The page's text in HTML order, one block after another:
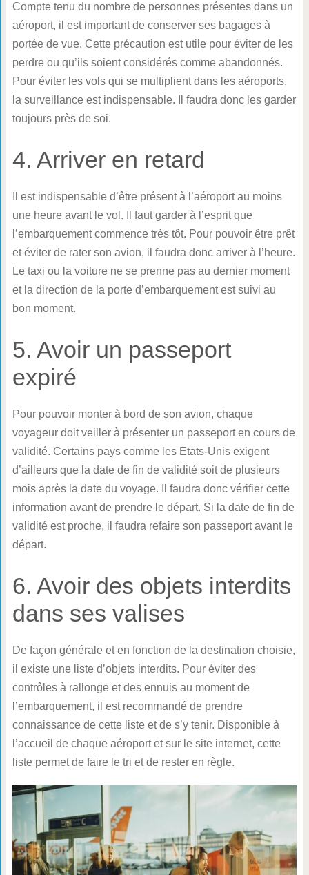
Compte tenu du nombre de personnes présentes dans un
aéroport, il est important de conserver ses bagages à
portée de vue. Cette précaution est utile pour éviter de les
perdre ou qu’ils soient considérés comme abandonnés.
Pour éviter les vols qui se multiplient dans les aéroports,
la surveillance est indispensable. Il faudra donc les garder
toujours près de soi.
4. Arriver en retard
Il est indispensable d’être présent à l’aéroport au moins
une heure avant le vol. Il faut garder à l’esprit que
l’embarquement commence très tôt. Pour pouvoir être prêt
et éviter de rater son avion, il faudra donc arriver à l’heure.
Le taxi ou la voiture ne se prenne pas au dernier moment
et la direction de la porte d’embarquement est suivi au
bon moment.
5. Avoir un passeport
expiré
Pour pouvoir monter à bord de son avion, chaque
voyageur doit veiller à présenter un passeport en cours de
validité. Certains pays comme les Etats-Unis exigent
d’ailleurs que la date de fin de validité soit de plusieurs
mois après la date du voyage. Il faudra donc vérifier cette
information avant de prendre le départ. Si la date de fin de
validité est proche, il faudra refaire son passeport avant le
départ.
6. Avoir des objets interdits
dans ses valises
De façon générale et en fonction de la destination choisie,
il existe une liste d’objets interdits. Pour éviter des
contrôles à rallonge et des ennuis au moment de
l’embarquement, il est recommandé de prendre
connaissance de cette liste et de s’y tenir. Disponible à
l’accueil de chaque aéroport et sur le site internet, cette
liste permet de faire le tri et de rester en règle.